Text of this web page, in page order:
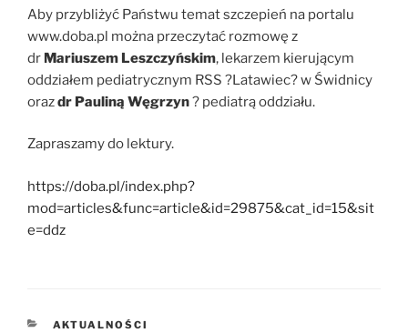
Aby przybliżyć Państwu temat szczepień na portalu
www.doba.pl można przeczytać rozmowę z
dr Mariuszem Leszczyńskim, lekarzem kierującym
oddziałem pediatrycznym RSS ?Latawiec? w Świdnicy
orazdr Pauliną Węgrzyn? pediatrą oddziału.
Zapraszamy do lektury.
https://doba.pl/index.php?
mod=articles&func=article&id=29875&cat_id=15&sit
e=ddz
KATEGORIE
AKTUALNOŚCI